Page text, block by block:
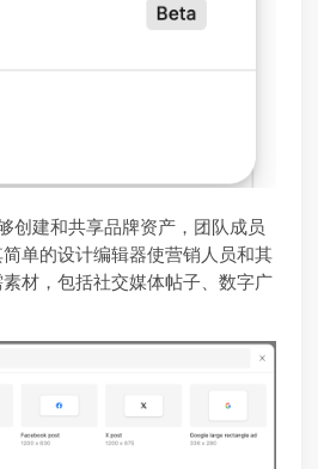
创建和共享品牌资产，团队成员
单的设计编辑器使营销人员和其
材，包括社交媒体帖子、数字广